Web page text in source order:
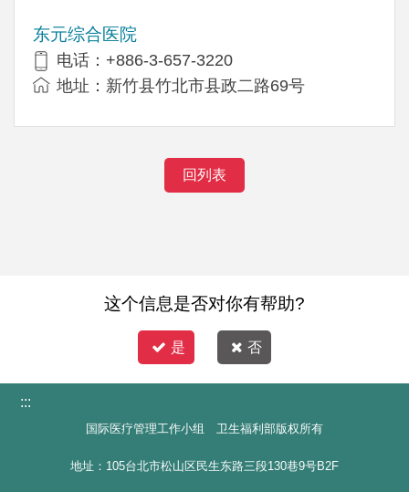
东元综合医院
电话：+886-3-657-3220
地址：新竹县竹北市县政二路69号
回列表
这个信息是否对你有帮助?
是 否
:::
国际医疗管理工作小组 卫生福利部版权所有
地址：105台北市松山区民生东路三段130巷9号B2F